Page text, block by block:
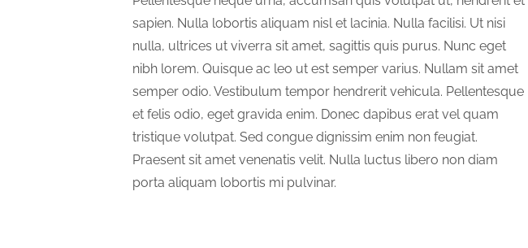
sapien. Nulla lobortis aliquam nisl et lacinia. Nulla facilisi. Ut nisi
nulla, ultrices ut viverra sit amet, sagittis quis purus. Nunc eget
nibh lorem. Quisque ac leo ut est semper varius. Nullam sit amet
semper odio. Vestibulum tempor hendrerit vehicula. Pellentesque
et felis odio, eget gravida enim. Donec dapibus erat vel quam
tristique volutpat. Sed congue dignissim enim non feugiat.
Praesent sit amet venenatis velit. Nulla luctus libero non diam
porta aliquam lobortis mi pulvinar.